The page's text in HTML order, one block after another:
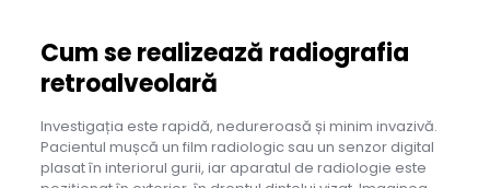
Cum se realizează radiografia
retroalveolară
Investigația este rapidă, nedureroasă și minim invazivă.
Pacientul mușcă un film radiologic sau un senzor digital
plasat în interiorul gurii, iar aparatul de radiologie este